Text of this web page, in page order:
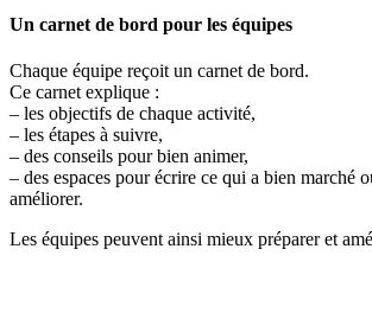
Un carnet de bord pour les équipes
Chaque équipe reçoit un carnet de bord.
Ce carnet explique :
– les objectifs de chaque activité,
– les étapes à suivre,
– des conseils pour bien animer,
– des espaces pour écrire ce qui a bien marché
améliorer.
Les équipes peuvent ainsi mieux préparer et